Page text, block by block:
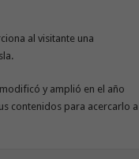
al visitante una
y amplió en el año
contenidos para acercarlo a